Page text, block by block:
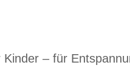
– für